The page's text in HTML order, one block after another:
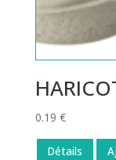
0.19 €
Détails